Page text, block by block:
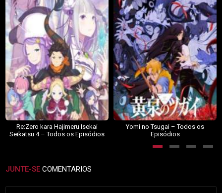
Re:Zero kara Hajimeru Isekai
Seikatsu 4 – Todos os Episódios
Yomi no Tsugai – Todos os
Episódios
JUNTE-SE COMENTARIOS